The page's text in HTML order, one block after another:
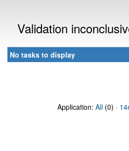
Validation
No tasks to display
Application: All (0) ·